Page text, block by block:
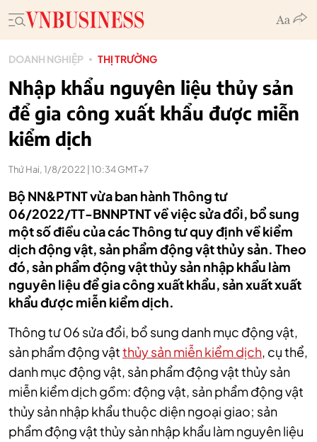
DOANH NGHIỆP THỊ TRƯỜNG
Nhập khẩu nguyên liệu thủy sản
để gia công xuất khẩu được miễn
kiểm dịch
Thứ Hai, 1/8/2022 | 10:34 GMT+7
Bộ NN&PTNT vừa ban hành Thông tư
06/2022/TT-BNNPTNT về việc sửa đổi, bổ sung
một số điều của các Thông tư quy định về kiểm
dịch động vật, sản phẩm động vật thủy sản. Theo
đó, sản phẩm động vật thủy sản nhập khẩu làm
nguyên liệu để gia công xuất khẩu, sản xuất xuất
khẩu được miễn kiểm dịch.
Thông tư 06 sửa đổi, bổ sung danh mục động vật,
sản phẩm động vậtthủy sản miễn kiểm dịch, cụ thể,
danh mục động vật, sản phẩm động vật thủy sản
miễn kiểm dịch gồm: động vật, sản phẩm động vật
thủy sản nhập khẩu thuộc diện ngoại giao; sản
phẩm động vật thủy sản nhập khẩu làm nguyên liệu